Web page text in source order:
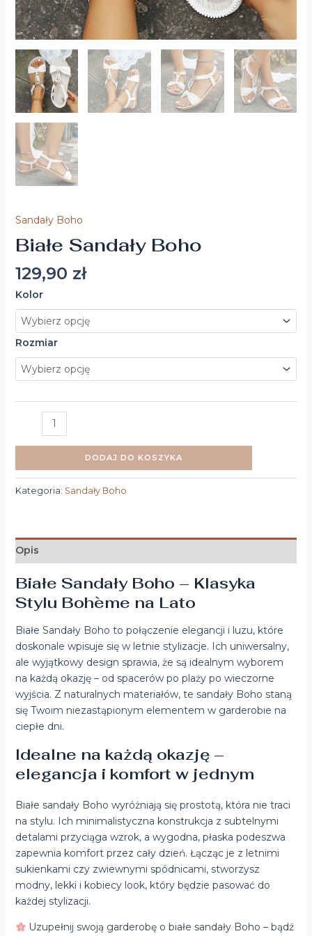
Sandały Boho
Białe Sandały Boho
129,90 zł
Kolor
Rozmiar
DODAJ DO KOSZYKA
Kategoria: Sandały Boho
Opis
Białe Sandały Boho – Klasyka
Stylu Bohème na Lato
Białe Sandały Boho to połączenie elegancji i luzu, które
doskonale wpisuje się w letnie stylizacje. Ich uniwersalny,
ale wyjątkowy design sprawia, że są idealnym wyborem
na każdą okazję – od spacerów po plaży po wieczorne
wyjścia. Z naturalnych materiałów, te sandały Boho staną
się Twoim niezastąpionym elementem w garderobie na
ciepłe dni.
Idealne na każdą okazję –
elegancja i komfort w jednym
Białe sandały Boho wyróżniają się prostotą, która nie traci
na stylu. Ich minimalistyczna konstrukcja z subtelnymi
detalami przyciąga wzrok, a wygodna, płaska podeszwa
zapewnia komfort przez cały dzień. Łącząc je z letnimi
sukienkami czy zwiewnymi spódnicami, stworzysz
modny, lekki i kobiecy look, który będzie pasować do
każdej stylizacji.
Uzupełnij swoją garderobę o białe sandały Boho – bądź